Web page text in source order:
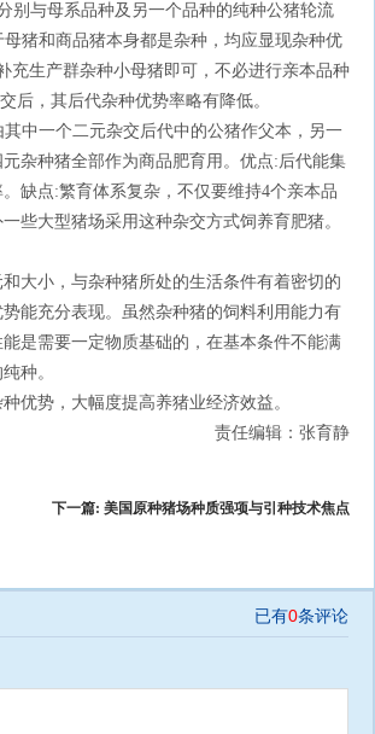
与母系品种及另一个品种的纯种公猪轮流
猪和商品猪本身都是杂种，均应显现杂种优
充生产群杂种小母猪即可，不必进行亲本品种
后，其后代杂种优势率略有降低。
一个二元杂交后代中的公猪作父本，另一
杂种猪全部作为商品肥育用。优点:后代能集
缺点:繁育体系复杂，不仅要维持4个亲本品
些大型猪场采用这种杂交方式饲养育肥猪。
小，与杂种猪所处的生活条件有着密切的
能充分表现。虽然杂种猪的饲料利用能力有
是需要一定物质基础的，在基本条件不能满
种。
优势，大幅度提高养猪业经济效益。
责任编辑：张育静
下一篇: 美国原种猪场种质强项与引种技术焦点